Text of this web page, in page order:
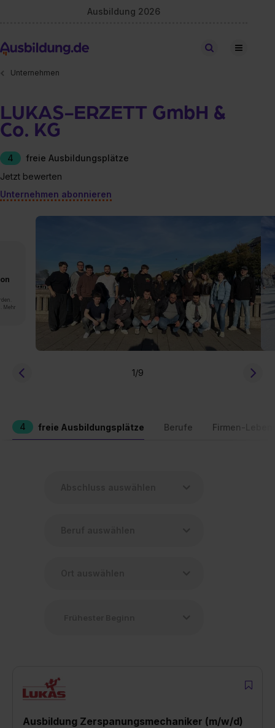
Ausbildung 2026
Stellen finden
Unternehmen
LUKAS-ERZETT GmbH &
Co. KG
4
freie Ausbildungsplätze
Jetzt bewerten
Unternehmen abonnieren
Mehr
1/9
4 freie Ausbildungsplätze Berufe Firmen-
Ausbildung Zerspanungsmechaniker (m/w/d)